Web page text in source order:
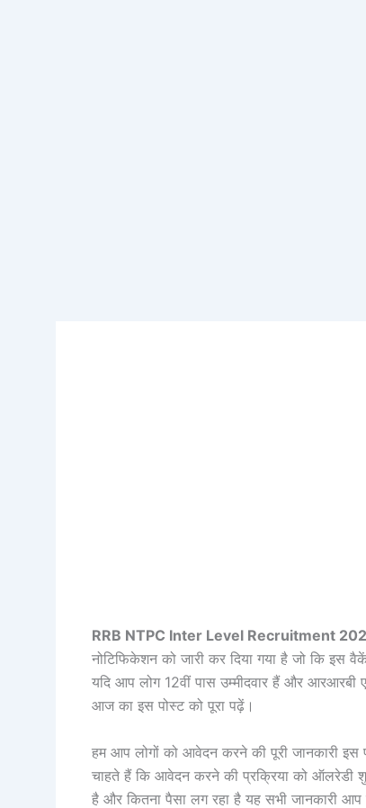
RRB NTPC Inter Level Recruitment
नोटिफिकेशन को जारी कर दिया गया है जो कि
यदि आप लोग 12वीं पास उम्मीदवार हैं और
आज का इस पोस्ट को पूरा पढ़ें।
हम आप लोगों को आवेदन करने की पूरी जानकारी
चाहते हैं कि आवेदन करने की प्रक्रिया को ऑलरेडी
है और कितना पैसा लग रहा है यह सभी जानकारी आप